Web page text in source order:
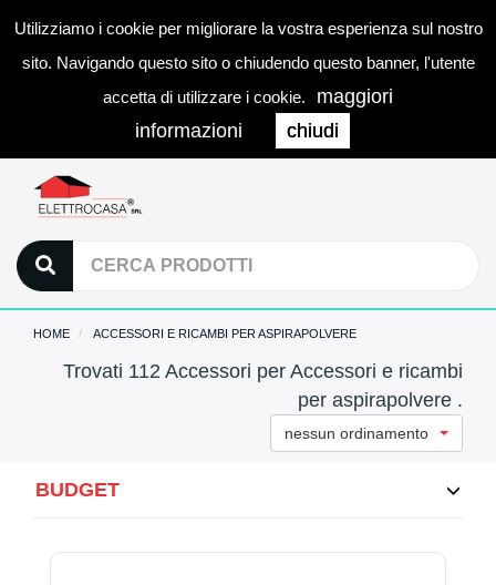
Utilizziamo i cookie per migliorare la vostra esperienza sul nostro
sito. Navigando questo sito o chiudendo questo banner, l'utente
accetta di utilizzare i cookie.
maggiori
informazioni
chiudi
0
HOME ACCESSORI E RICAMBI PER ASPIRAPOLVERE
Trovati 112 Accessori per Accessori e ricambi
per aspirapolvere .
nessun ordinamento
BUDGET